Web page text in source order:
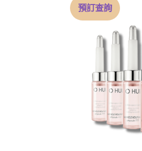
預訂查詢